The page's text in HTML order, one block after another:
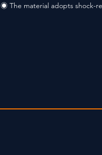
◉ The material adopts shock-